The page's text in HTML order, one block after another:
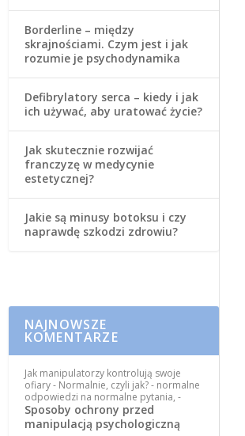
Borderline – między
skrajnościami. Czym jest i jak
rozumie je psychodynamika
Defibrylatory serca – kiedy i jak
ich używać, aby uratować życie?
Jak skutecznie rozwijać
franczyzę w medycynie
estetycznej?
Jakie są minusy botoksu i czy
naprawdę szkodzi zdrowiu?
NAJNOWSZE
KOMENTARZE
Jak manipulatorzy kontrolują swoje
ofiary - Normalnie, czyli jak? - normalne
odpowiedzi na normalne pytania, -
Sposoby ochrony przed
manipulacją psychologiczną